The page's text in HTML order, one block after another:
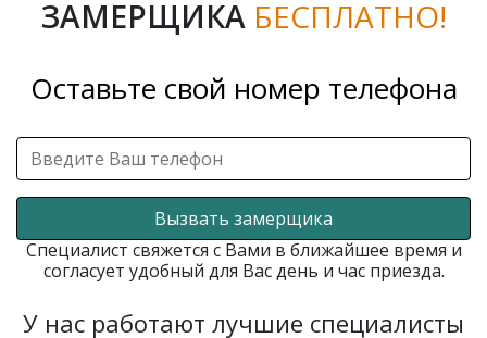
ЗАМЕРЩИКА БЕСПЛАТНО!
Оставьте свой номер телефона
Вызвать замерщика
Специалист свяжется с Вами в ближайшее время и
согласует удобный для Вас день и час приезда.
У нас работают лучшие специалисты